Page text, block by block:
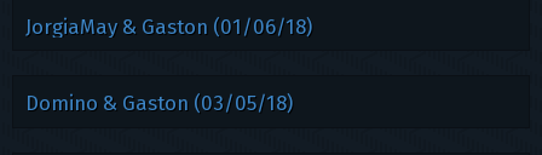
JorgiaMay & Gaston (01/06/18)
Domino & Gaston (03/05/18)